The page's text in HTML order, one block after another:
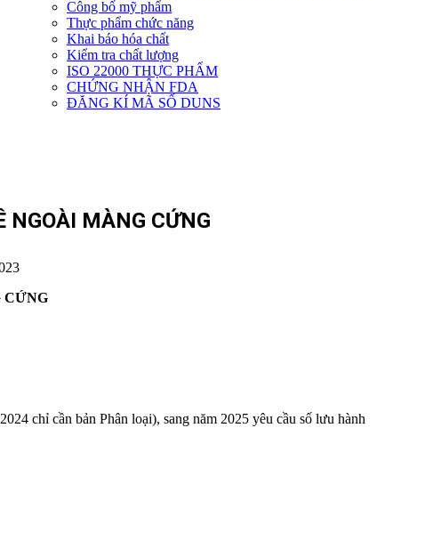
Dịch
vụ
khác
Công bố mỹ phẩm
Thực phẩm chức năng
Khai báo hóa chất
Kiểm tra chất lượng
ISO 22000 THỰC PHẨM
CHỨNG NHẬN FDA
ĐĂNG KÍ MÃ SỐ DUNS
NGOÀI MÀNG CỨNG
CỨNG
chỉ cần bản Phân loại), sang năm 2025 yêu cầu số lưu hành